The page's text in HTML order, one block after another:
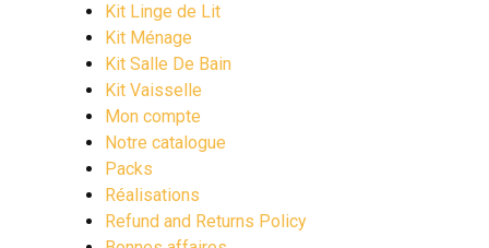
Kit Linge de Lit
Kit Ménage
Kit Salle De Bain
Kit Vaisselle
Mon compte
Notre catalogue
Packs
Réalisations
Refund and Returns Policy